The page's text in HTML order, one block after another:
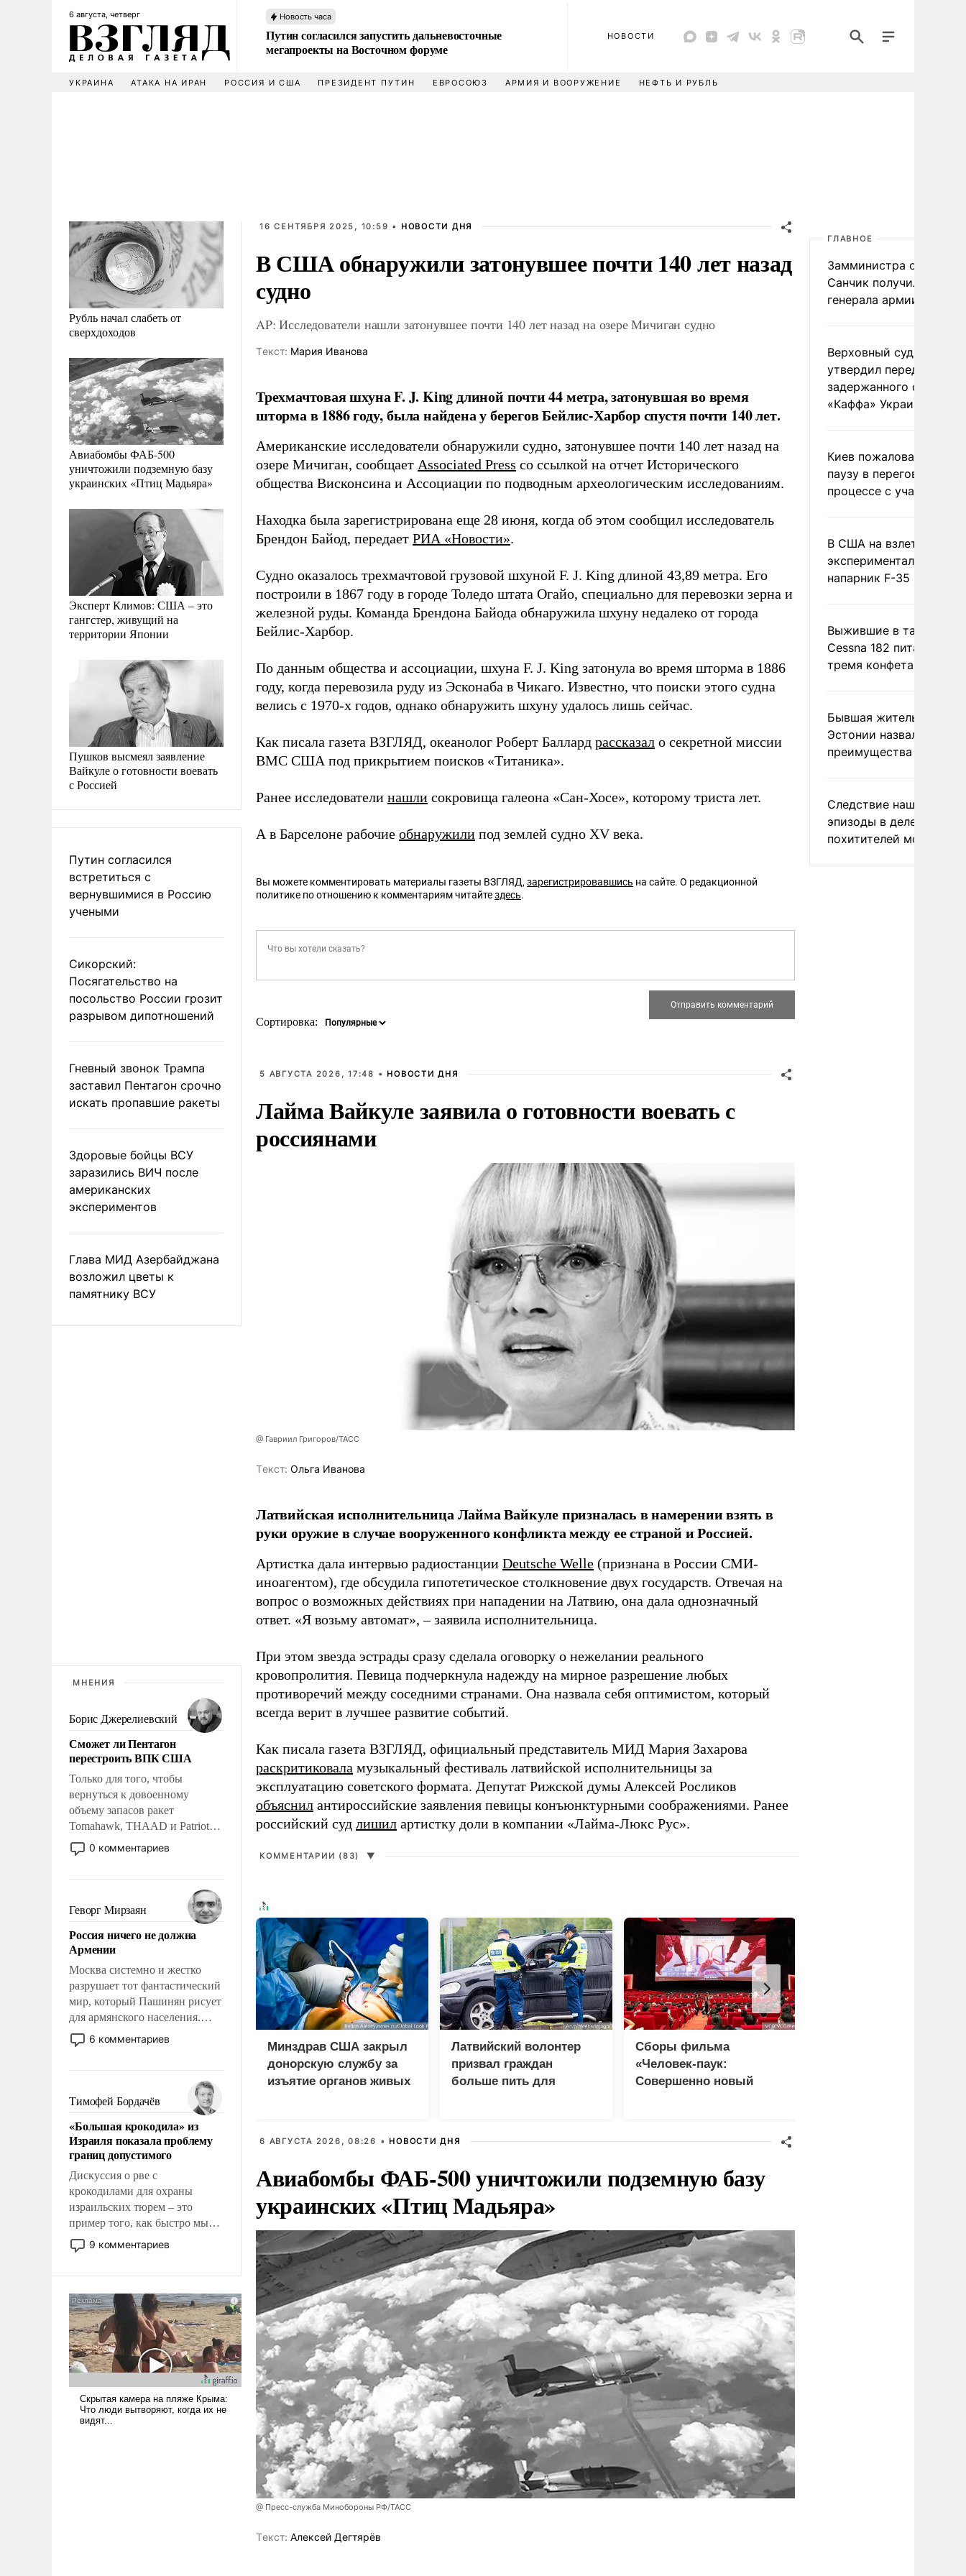
6 августа, четверг Новость часа
Путин согласился запустить дальневосточные
мегапроекты на Восточном форуме
НОВОСТИ
УКРАИНА АТАКА НА ИРАН РОССИЯ И США ПРЕЗИДЕНТ ПУТИН ЕВРОСОЮЗ АРМИЯ И ВООРУЖЕНИЕ НЕФТЬ И РУБЛЬ
Рубль начал слабеть от
сверхдоходов
Авиабомбы ФАБ-500
уничтожили подземную базу
украинских «Птиц Мадьяра»
Эксперт Климов: США – это
гангстер, живущий на
территории Японии
Пушков высмеял заявление
Вайкуле о готовности воевать
с Россией
Путин согласился
встретиться с
вернувшимися в Россию
учеными
Сикорский:
Посягательство на
посольство России грозит
разрывом дипотношений
Гневный звонок Трампа
заставил Пентагон срочно
искать пропавшие ракеты
Здоровые бойцы ВСУ
заразились ВИЧ после
американских
экспериментов
Глава МИД Азербайджана
возложил цветы к
памятнику ВСУ
МНЕНИЯ
Борис Джерелиевский
Сможет ли Пентагон
перестроить ВПК США
Только для того, чтобы
вернуться к довоенному
объему запасов ракет
Tomahawk, THAAD и Patriot
США потребуется более трех
лет. Даже небольшая война с
Сложившаяся ситуация
означает многолетний период
уязвимости США, например,
перед Китаем.
0 комментариев
Геворг Мирзаян
Россия ничего не должна
Армении
Москва системно и жестко
разрушает тот фантастический
мир, который Пашинян рисует
для армянского населения.
Мир, где этому населению все
должны просто по
политические прожекты будут
беспрекословно оплачиваться
за счет российских
налогоплательщиков и где за
свои поступки не нужно
отвечать.
6 комментариев
Тимофей Бордачёв
«Большая крокодила» из
Израиля показала проблему
границ допустимого
Дискуссия о рве с
крокодилами для охраны
израильских тюрем – это
пример того, как быстро мы
двигаемся по пути
революционных изменений.
псевдонаучной фантастики,
стало всерьез обсуждаемой
идеей.
9 комментариев
16 СЕНТЯБРЯ 2025, 10:59 • НОВОСТИ ДНЯ
В США обнаружили затонувшее почти 140 лет назад
судно
AP: Исследователи нашли затонувшее почти 140 лет назад на озере Мичиган судно
Tекст: Мария Иванова
Трехмачтовая шхуна F. J. King длиной почти 44 метра, затонувшая во время
шторма в 1886 году, была найдена у берегов Бейлис-Харбор спустя почти 140 лет.
Американские исследователи обнаружили судно, затонувшее почти 140 лет назад на
озере Мичиган, сообщает Associated Press со ссылкой на отчет Исторического
общества Висконсина и Ассоциации по подводным археологическим исследованиям.
Находка была зарегистрирована еще 28 июня, когда об этом сообщил исследователь
Брендон Байод, передает РИА «Новости».
Судно оказалось трехмачтовой грузовой шхуной F. J. King длиной 43,89 метра. Его
построили в 1867 году в городе Толедо штата Огайо, специально для перевозки зерна и
железной руды. Команда Брендона Байода обнаружила шхуну недалеко от города
Бейлис-Харбор.
По данным общества и ассоциации, шхуна F. J. King затонула во время шторма в 1886
году, когда перевозила руду из Эсконаба в Чикаго. Известно, что поиски этого судна
велись с 1970-х годов, однако обнаружить шхуну удалось лишь сейчас.
Как писала газета ВЗГЛЯД, океанолог Роберт Баллард рассказал о секретной миссии
ВМС США под прикрытием поисков «Титаника».
Ранее исследователи нашли сокровища галеона «Сан-Хосе», которому триста лет.
А в Барселоне рабочие обнаружили под землей судно XV века.
Вы можете комментировать материалы газеты ВЗГЛЯД, зарегистрировавшись на сайте. О редакционной
политике по отношению к комментариям читайтездесь.
Сортировка:
5 АВГУСТА 2026, 17:48 • НОВОСТИ ДНЯ
Лайма Вайкуле заявила о готовности воевать с
россиянами
@ Гавриил Григоров/ТАСС
Tекст: Ольга Иванова
Латвийская исполнительница Лайма Вайкуле призналась в намерении взять в
руки оружие в случае вооруженного конфликта между ее страной и Россией.
Артистка дала интервью радиостанции Deutsche Welle (признана в России СМИ-
иноагентом), где обсудила гипотетическое столкновение двух государств. Отвечая на
вопрос о возможных действиях при нападении на Латвию, она дала однозначный
ответ. «Я возьму автомат», – заявила исполнительница.
При этом звезда эстрады сразу сделала оговорку о нежелании реального
кровопролития. Певица подчеркнула надежду на мирное разрешение любых
противоречий между соседними странами. Она назвала себя оптимистом, который
всегда верит в лучшее развитие событий.
Как писала газета ВЗГЛЯД, официальный представитель МИД Мария Захарова
раскритиковала музыкальный фестиваль латвийской исполнительницы за
эксплуатацию советского формата. Депутат Рижской думы Алексей Росликов
объяснил антироссийские заявления певицы конъюнктурными соображениями. Ранее
российский суд лишил артистку доли в компании «Лайма-Люкс Рус».
КОММЕНТАРИИ (83) ▼
Минздрав США закрыл
донорскую службу за
изъятие органов живых
Латвийский волонтер
призвал граждан
больше пить для
Сборы фильма
«Человек-паук:
Совершенно новый
6 АВГУСТА 2026, 08:26 • НОВОСТИ ДНЯ
Авиабомбы ФАБ-500 уничтожили подземную базу
украинских «Птиц Мадьяра»
@ Пресс-служба Минобороны РФ/ТАСС
Tекст: Алексей Дегтярёв
ГЛАВНОЕ
Замминистра обороны
Санчик получил звание
генерала армии
Верховный суд Швеции
утвердил передачу
задержанного
«Каффа» Украине
Киев пожаловался на
паузу в переговорном
процессе с участием
В США на взлете
экспериментальный
напарник F-35
Выжившие в тайге
Cessna 182 питались
тремя конфетами
Бывшая жительница
Эстонии назвала
преимущества России
Следствие нашло
эпизоды в деле
похитителей москвичек